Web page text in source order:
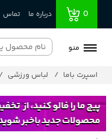
0 درباره ما تماس
منو
اسپرت باما لباس ورزشی